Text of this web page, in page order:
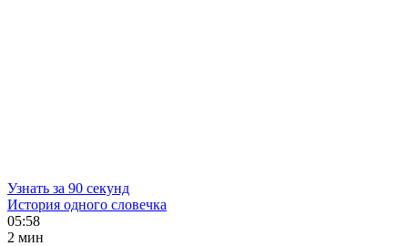
Узнать за 90 секунд
История одного словечка
05:58
2 мин